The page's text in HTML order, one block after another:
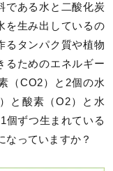
である水と二酸化炭
を生み出しているの
るタンパク質や植物
るためのエネルギー
（CO2）と2個の水
と酸素（O2）と水
個ずつ生まれている
なっていますか？